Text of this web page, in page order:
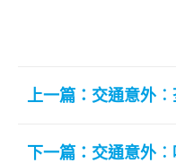
上一篇：交通意外
下一篇：交通意外